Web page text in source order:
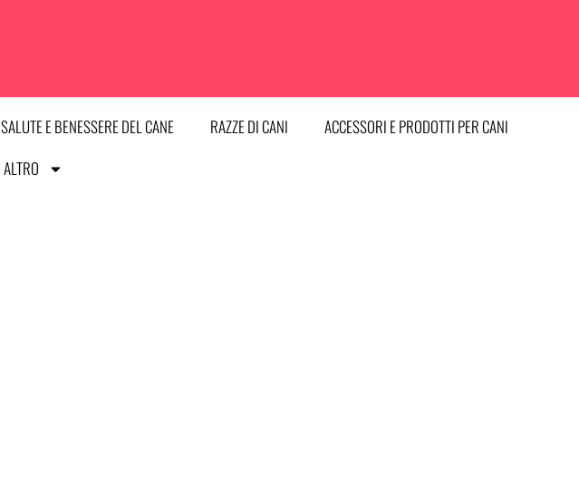
SALUTE E BENESSERE DEL CANE RAZZE DI CANI
ACCESSORI E PRODOTTI PER CANI
ALTRO